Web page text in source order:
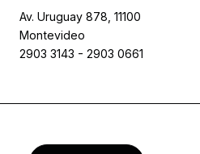
Av. Uruguay 878, 11100
Montevideo
2903 3143 - 2903 0661